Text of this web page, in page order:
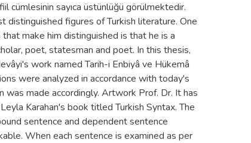
cümlesinin sayıca üstünlüğü görülmektedir.
distinguished figures of Turkish literature. One
make him distinguished is that he is a
poet, statesman and poet. In this thesis,
work named Tarih-i Enbiyâ ve Hükemâ
were analyzed in accordance with today's
was made accordingly. Artwork Prof. Dr. It has
Karahan's book titled Turkish Syntax. The
sentence and dependent sentence
When each sentence is examined as per